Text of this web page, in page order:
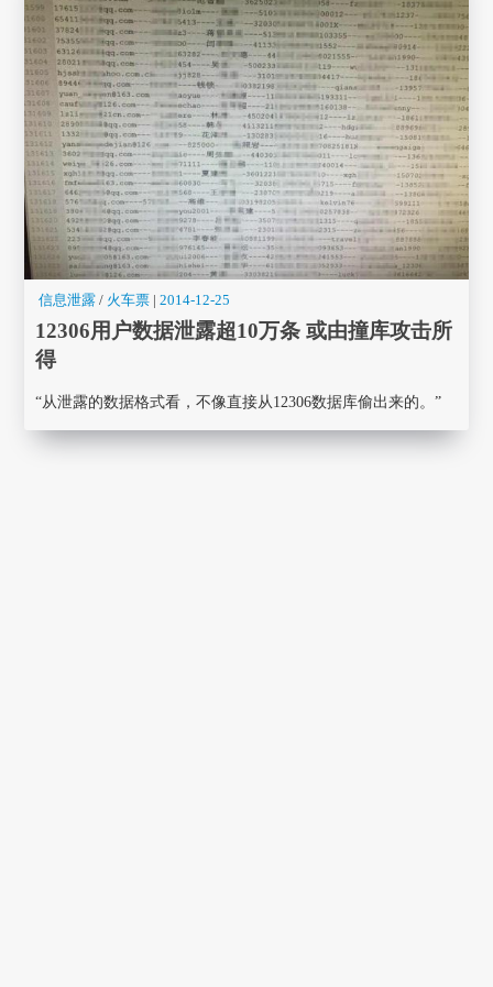
信息泄露 / 火车票 |2014-12-25
12306用户数据泄露超10万条 或由撞库攻击所
得
“从泄露的数据格式看，不像直接从12306数据库偷出来的。”